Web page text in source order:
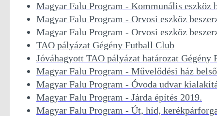
Magyar Falu Program - Kommunális eszköz
Magyar Falu Program - Orvosi eszköz
Magyar Falu Program - Orvosi eszköz
TAO pályázat Gégény Futball Club
Jóváhagyott TAO pályázat határozat Gégény
Magyar Falu Program - Művelődési ház
Magyar Falu Program - Óvoda udvar
Magyar Falu Program - Járda építés 2019.
Magyar Falu Program - Út, híd,